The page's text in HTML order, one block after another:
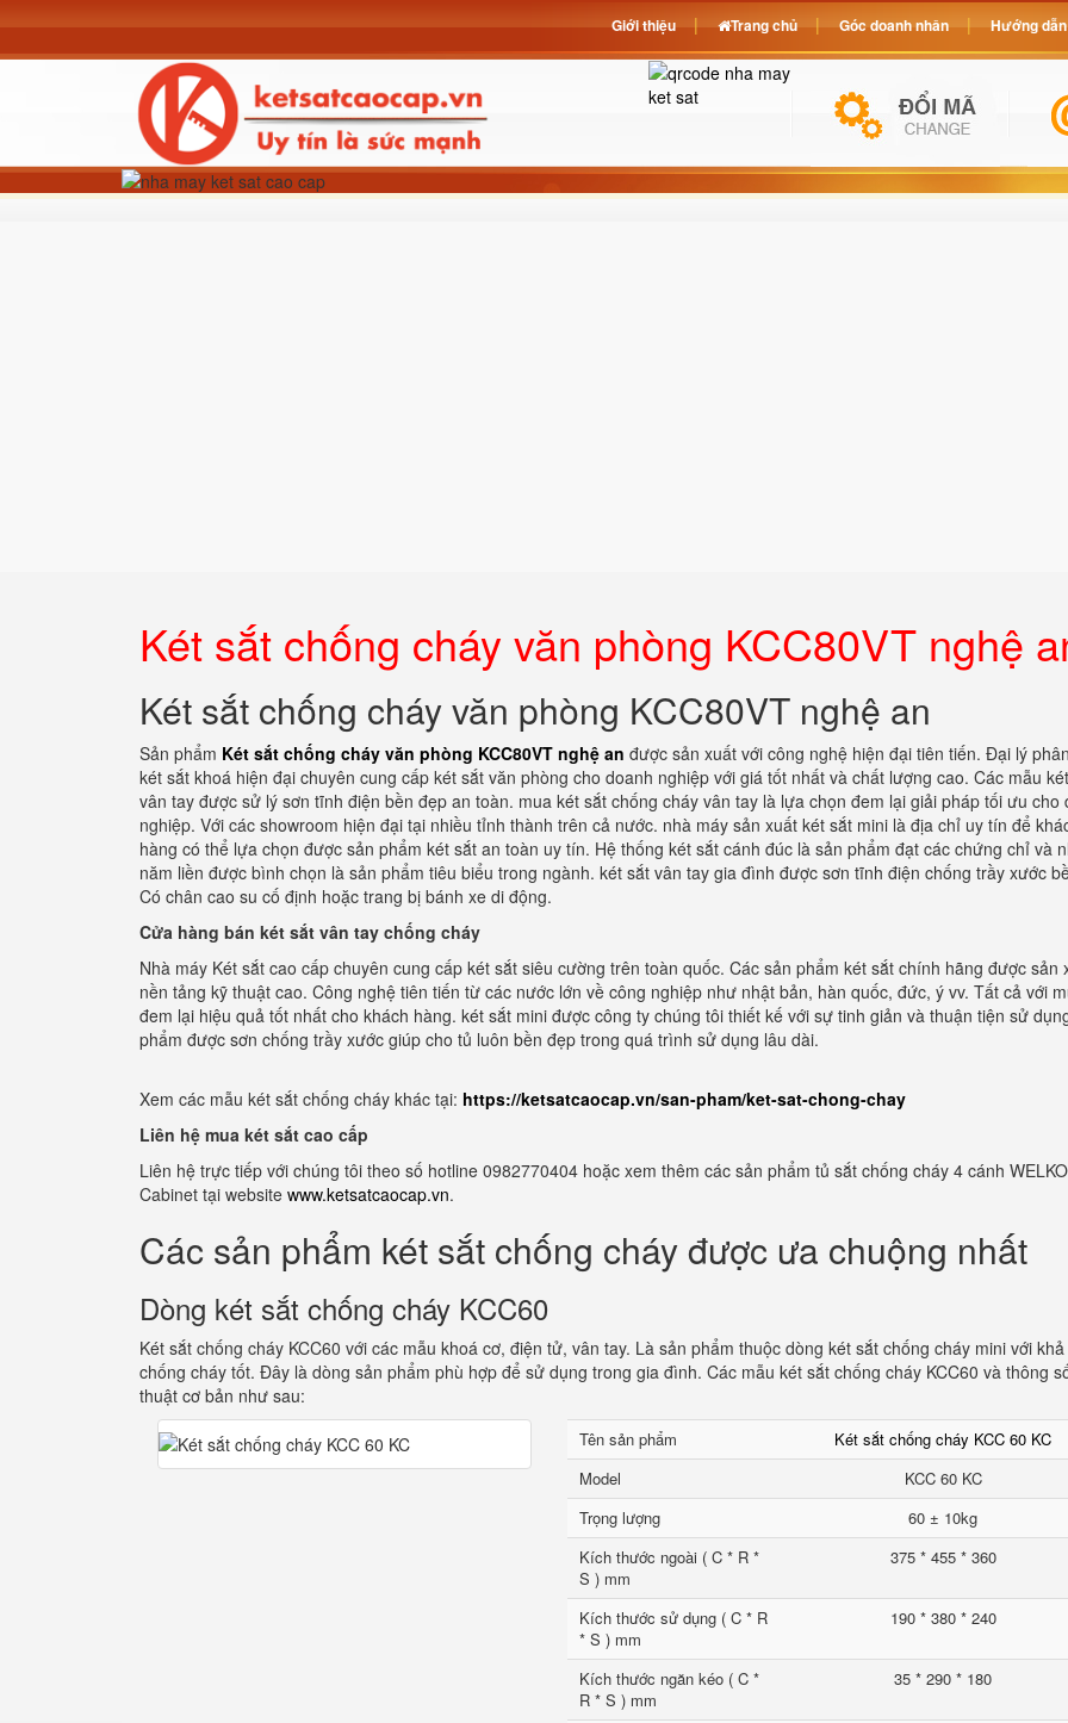
Két sắt chống cháy văn phòng KCC80VT nghệ
Két sắt chống cháy văn phòng KCC80VT nghệ an
Sản phẩm Két sắt chống cháy văn phòng KCC80VT nghệ an được sản xuất với công nghệ hiện đại tiên tiến. Đại lý
két sắt khoá hiện đại chuyên cung cấp két sắt văn phòng cho doanh nghiệp với giá tốt nhất và chất lượng cao. Các mẫu
vân tay được sử lý sơn tĩnh điện bền đẹp an toàn. mua két sắt chống cháy vân tay là lựa chọn đem lại giải pháp tối ưu cho
nghiệp. Với các showroom hiện đại tại nhiều tỉnh thành trên cả nước. nhà máy sản xuất két sắt mini là địa chỉ uy tín để
hàng có thể lựa chọn được sản phẩm két sắt an toàn uy tín. Hệ thống két sắt cánh đúc là sản phẩm đạt các chứng chỉ và
năm liền được bình chọn là sản phẩm tiêu biểu trong ngành. két sắt vân tay gia đình được sơn tĩnh điện chống trầy xước
Có chân cao su cố định hoặc trang bị bánh xe di động.
Cửa hàng bán két sắt vân tay chống cháy
Nhà máy Két sắt cao cấp chuyên cung cấp két sắt siêu cường trên toàn quốc. Các sản phẩm két sắt chính hãng được sản
nền tảng kỹ thuật cao. Công nghệ tiên tiến từ các nước lớn về công nghiệp như nhật bản, hàn quốc, đức, ý vv. Tất cả với
đem lại hiệu quả tốt nhất cho khách hàng. két sắt mini được công ty chúng tôi thiết kế với sự tinh giản và thuận tiện sử
phẩm được sơn chống trầy xước giúp cho tủ luôn bền đẹp trong quá trình sử dụng lâu dài.
Xem các mẫu két sắt chống cháy khác tại: https://ketsatcaocap.vn/san-pham/ket-sat-chong-chay
Liên hệ mua két sắt cao cấp
Liên hệ trực tiếp với chúng tôi theo số hotline 0982770404 hoặc xem thêm các sản phẩm tủ sắt chống cháy 4 cánh
Cabinet tại website www.ketsatcaocap.vn.
Các sản phẩm két sắt chống cháy được ưa chuộng nhất
Dòng két sắt chống cháy KCC60
Két sắt chống cháy KCC60 với các mẫu khoá cơ, điện tử, vân tay. Là sản phẩm thuộc dòng két sắt chống cháy mini với
chống cháy tốt. Đây là dòng sản phẩm phù hợp để sử dụng trong gia đình. Các mẫu két sắt chống cháy KCC60 và thông
thuật cơ bản như sau:
Tên sản phẩm
Két sắt chống cháy KCC 60 KC
Model
KCC 60 KC
Trọng lượng
60 ± 10kg
Kích thước ngoài ( C * R *
S ) mm
375 * 455 * 360
Kích thước sử dụng ( C * R
* S ) mm
190 * 380 * 240
Kích thước ngăn kéo ( C *
R * S ) mm
35 * 290 * 180
Giới thiệu Trang chủ Góc doanh nhân Hướng